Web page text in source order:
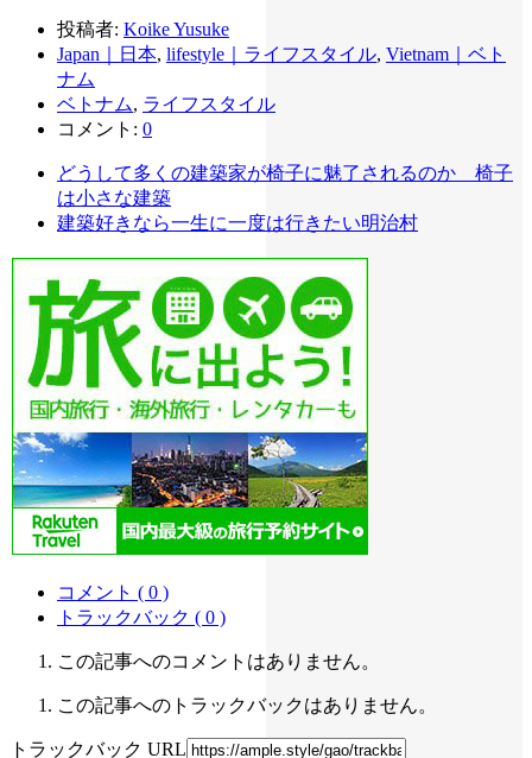
投稿者: Koike Yusuke
Japan｜日本, lifestyle｜ライフスタイル, Vietnam｜ベト
ナム
ベトナム, ライフスタイル
コメント: 0
どうして多くの建築家が椅子に魅了されるのか 椅子
は小さな建築
建築好きなら一生に一度は行きたい明治村
コメント ( 0 )
トラックバック ( 0 )
この記事へのコメントはありません。
この記事へのトラックバックはありません。
トラックバック URL